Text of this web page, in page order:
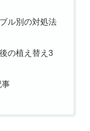
ル別の対処法
の植え替え3
事